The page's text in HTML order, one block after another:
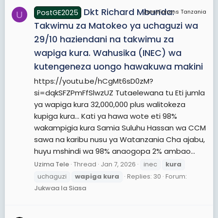
U JamiiForums Tanzania
PostGE2025
Dkt Richard Mbunda:
Takwimu za Matokeo ya uchaguzi wa
29/10 haziendani na takwimu za
wapiga kura. Wahusika (INEC) wa
kutengeneza uongo hawakuwa makini
https://youtu.be/hCgMt6sD0zM?
si=dqkSFZPmFfSlwzUZ Tutaelewana tu Eti jumla
ya wapiga kura 32,000,000 plus walitokeza
kupiga kura... Kati ya hawa wote eti 98%
wakampigia kura Samia Suluhu Hassan wa CCM
sawa na karibu nusu ya Watanzania Cha ajabu,
huyu mshindi wa 98% anaogopa 2% ambao...
Uzima Tele Thread Jan 7, 2026 inec
kura
uchaguzi
wapiga kura Replies: 30 Forum:
Jukwaa la Siasa